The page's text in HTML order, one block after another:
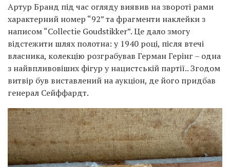
Артур Бранд під час огляду виявив на звороті рами
характерний номер “92” та фрагменти наклейки з
написом “Collectie Goudstikker”. Це дало змогу
відстежити шлях полотна: у 1940 році, після втечі
власника, колекцію розграбував Герман Герінг – одна
з найвпливовіших фігур у нацистській партії.. Згодом
витвір був виставлений на аукціон, де його придбав
генерал Сейффардт.